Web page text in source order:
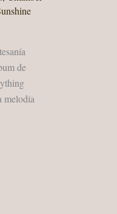
de
melodía